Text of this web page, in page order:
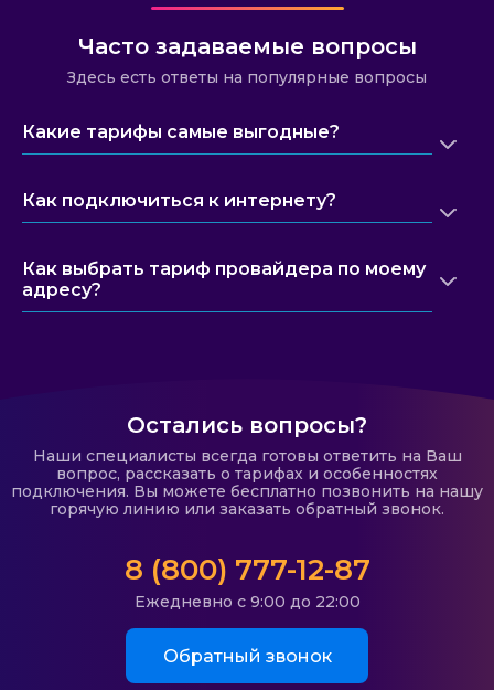
Часто задаваемые вопросы
Здесь есть ответы на популярные вопросы
Какие тарифы самые выгодные?
Как подключиться к интернету?
Как выбрать тариф провайдера по моему
адресу?
Остались вопросы?
Наши специалисты всегда готовы ответить на Ваш
вопрос, рассказать о тарифах и особенностях
подключения. Вы можете бесплатно позвонить на нашу
горячую линию или заказать обратный звонок.
8 (800) 777-12-87
Ежедневно с 9:00 до 22:00
Обратный звонок